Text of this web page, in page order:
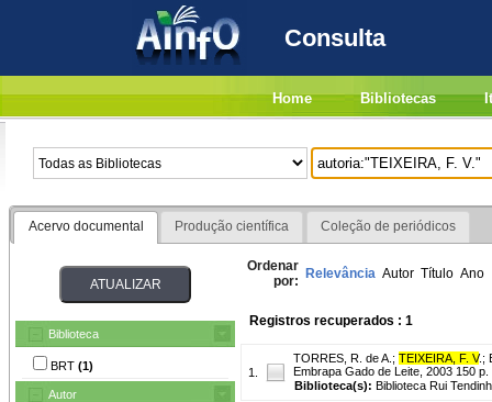
Consulta
Home Bibliotecas
Acervo documental Produção científica Coleção de periódicos
Biblioteca
BRT (1)
Autor
Ordenar
por: Relevância Autor Título Ano
Registros recuperados : 1
1.
TORRES, R. de A. ; TEIXEIRA, F. V.;
Embrapa Gado de Leite, 2003 150 p.
Biblioteca(s): Biblioteca Rui